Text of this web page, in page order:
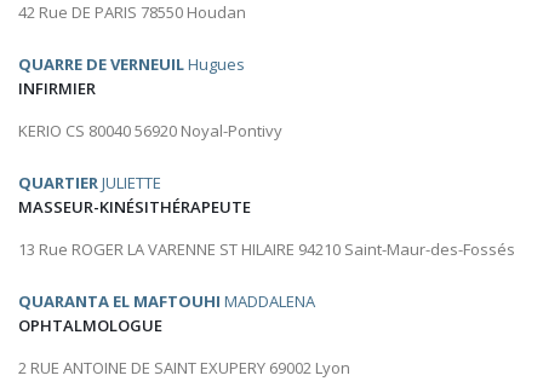
42 Rue DE PARIS 78550 Houdan
QUARRE DE VERNEUILHugues
INFIRMIER
KERIO CS 80040 56920 Noyal-Pontivy
QUARTIERJULIETTE
MASSEUR-KINÉSITHÉRAPEUTE
13 Rue ROGER LA VARENNE ST HILAIRE 94210 Saint-Maur-des-Fossés
QUARANTA EL MAFTOUHI MADDALENA
OPHTALMOLOGUE
2 RUE ANTOINE DE SAINT EXUPERY 69002 Lyon